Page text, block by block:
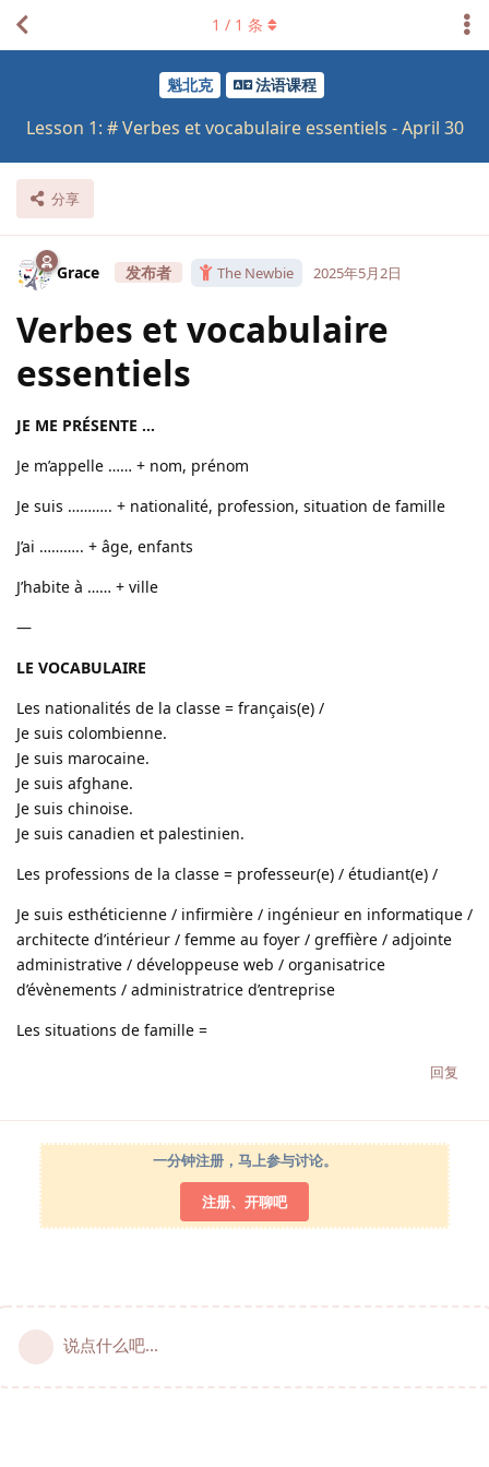
魁北克 法语课程
Lesson 1: # Verbes et vocabulaire essentiels - April 30
分享
1 / 1 条
Grace The Newbie 2025年5月2日
Verbes et vocabulaire
essentiels
JE ME PRÉSENTE …
Je m’appelle …… + nom, prénom
Je suis ……….. + nationalité, profession, situation de famille
J’ai ……….. + âge, enfants
J’habite à …… + ville
—
LE VOCABULAIRE
Les nationalités de la classe = français(e) /
Je suis colombienne.
Je suis marocaine.
Je suis afghane.
Je suis chinoise.
Je suis canadien et palestinien.
Les professions de la classe = professeur(e) / étudiant(e) /
Je suis esthéticienne / infirmière / ingénieur en informatique /
architecte d’intérieur / femme au foyer / greffière / adjointe
administrative / développeuse web / organisatrice
d’évènements / administratrice d’entreprise
Les situations de famille =
回复
一分钟注册，马上参与讨论。
注册、开聊吧
说点什么吧...